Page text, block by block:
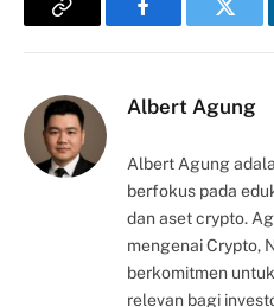
Copy
Facebook
Albert Agung
Albert Agung
berfokus pada
dan aset crypto.
mengenai Crypto,
berkomitmen
relevan bagi